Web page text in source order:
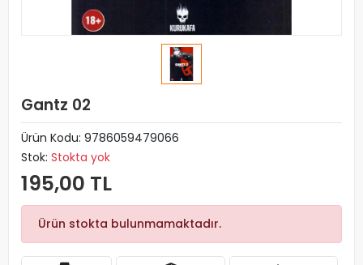
Gantz 02
Ürün Kodu: 9786059479066
Stok: Stokta yok
195,00 TL
Ürün stokta bulunmamaktadır.